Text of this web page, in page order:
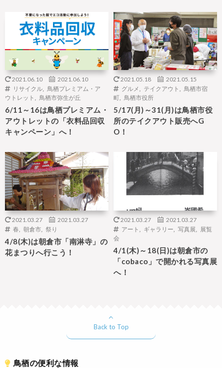
2021.06.10 2021.06.10
リサイクル
鳥栖プレミアム・ア
ウトレット
鳥栖市弥生が丘
6/11～16は鳥栖プレミアム・
アウトレットの「衣料品回収
キャンペーン」へ！
2021.05.18 2021.05.15
グルメ テイクアウト
鳥栖市宿
町
鳥栖市役所
5/17(月)～31(月)は鳥栖市役
所のテイクアウト販売へG
O！
2021.03.27 2021.03.27
春 朝倉市 祭り
4/8(木)は朝倉市「南淋寺」の
花まつりへ行こう！
2021.03.27 2021.03.27
アート ギャラリー 写真展
展覧
会
4/1(木)～18(日)は朝倉市の
「cobaco」で開かれる写真展
へ！
Back to Top
鳥栖の便利な情報